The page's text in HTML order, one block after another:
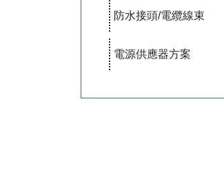
防水接頭/電纜線束
電源供應器方案